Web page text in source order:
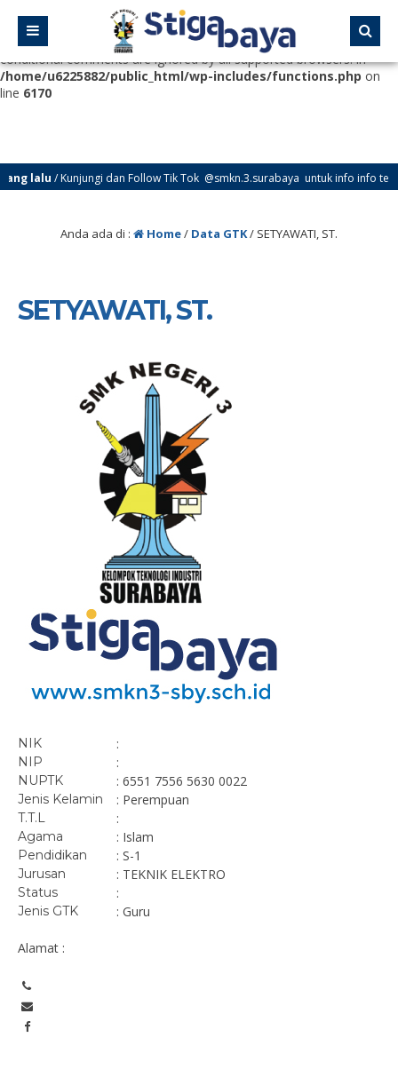
Deprecated
: Function WP_Dependencies->add_data() was called
with an argument that is
deprecated
since version 6.9.0! IE
conditional comments are ignored by all supported browsers. in
/home/u6225882/public_html/wp-includes/functions.php on
line 6170
lalu/ Kunjungi dan Follow Tik Tok @smkn.3.surabaya untuk info info
Anda ada di : Home/ Data GTK/ SETYAWATI, ST.
SETYAWATI, ST.
NIK :
NIP :
NUPTK : 6551 7556 5630 0022
Jenis Kelamin : Perempuan
T.T.L :
Agama : Islam
Pendidikan : S-1
Jurusan : TEKNIK ELEKTRO
Status :
Jenis GTK : Guru
Alamat :